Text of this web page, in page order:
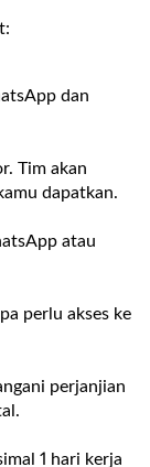
dan
Tim akan
dapatkan.
atau
perlu akses ke
perjanjian
1 hari kerja